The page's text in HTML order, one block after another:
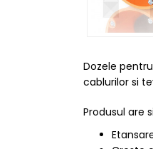
Dozele
cablurilor si
Produsul are